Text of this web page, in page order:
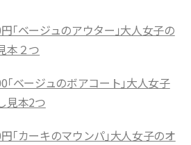
円「ベージュのアウター」大人女子の
本２つ
「ベージュのボアコート」大人女子
見本2つ
円「カーキのマウンパ」大人女子のオ